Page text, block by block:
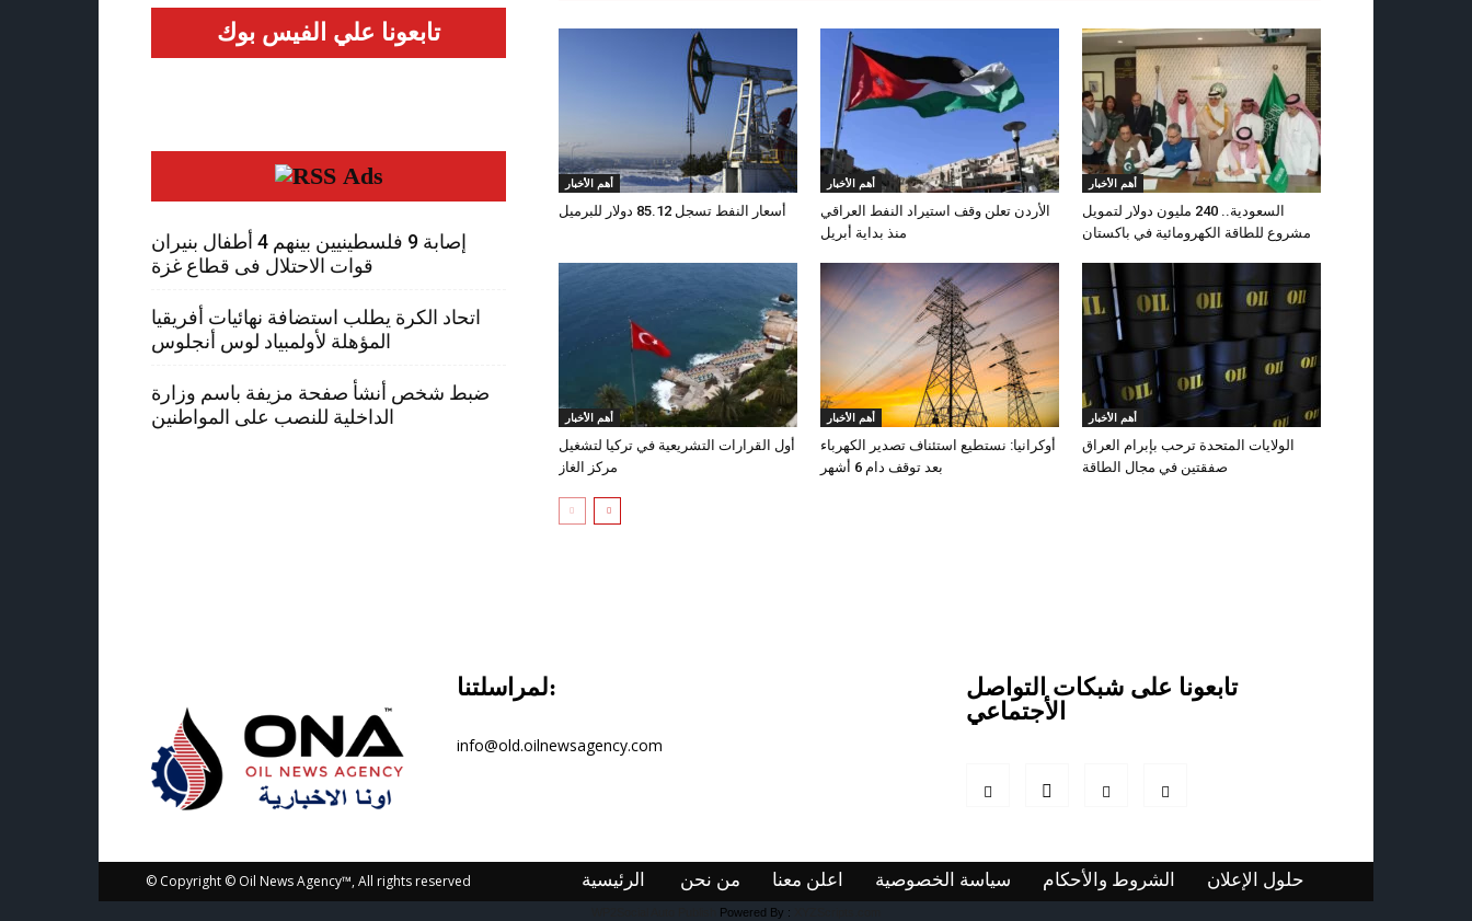
أهم الأخبار
أسعار النفط تسجل 85.12 دولار للبرميل
أهم الأخبار
الأردن تعلن وقف استيراد النفط العراقي
منذ بداية أبريل
أهم الأخبار
السعودية.. 240 مليون دولار لتمويل
مشروع للطاقة الكهرومائية في باكستان
أهم الأخبار
أول القرارات التشريعية في تركيا لتشغيل
مركز الغاز
أهم الأخبار
أوكرانيا: نستطيع استئناف تصدير الكهرباء
بعد توقف دام 6 أشهر
أهم الأخبار
الولايات المتحدة ترحب بإبرام العراق
صفقتين في مجال الطاقة
تابعونا علي الفيس بوك
Ads
إصابة 9 فلسطينيين بينهم 4 أطفال بنيران
قوات الاحتلال فى قطاع غزة
اتحاد الكرة يطلب استضافة نهائيات أفريقيا
المؤهلة لأولمبياد لوس أنجلوس
ضبط شخص أنشأ صفحة مزيفة باسم وزارة
الداخلية للنصب على المواطنين
لمراسلتنا:
info@old.oilnewsagency.com
تابعونا على شبكات التواصل
الأجتماعي
الرئيسية من نحن اعلن معنا سياسة الخصوصية الشروط والأحكام حلول الإعلان © Copyright © Oil News Agency™, All rights reserved
Powered By :